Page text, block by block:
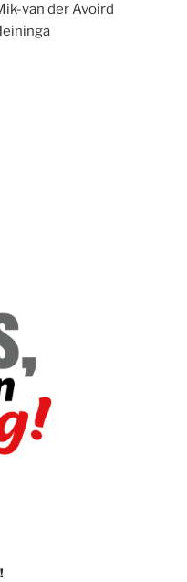
van der Avoird